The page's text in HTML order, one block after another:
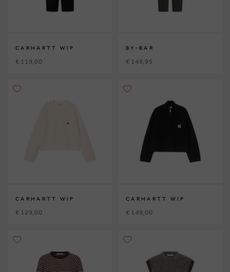
CARHARTT WIP
€ 119,00
BY-BAR
€ 149,95
CARHARTT WIP
€ 129,00
CARHARTT WIP
€ 149,00